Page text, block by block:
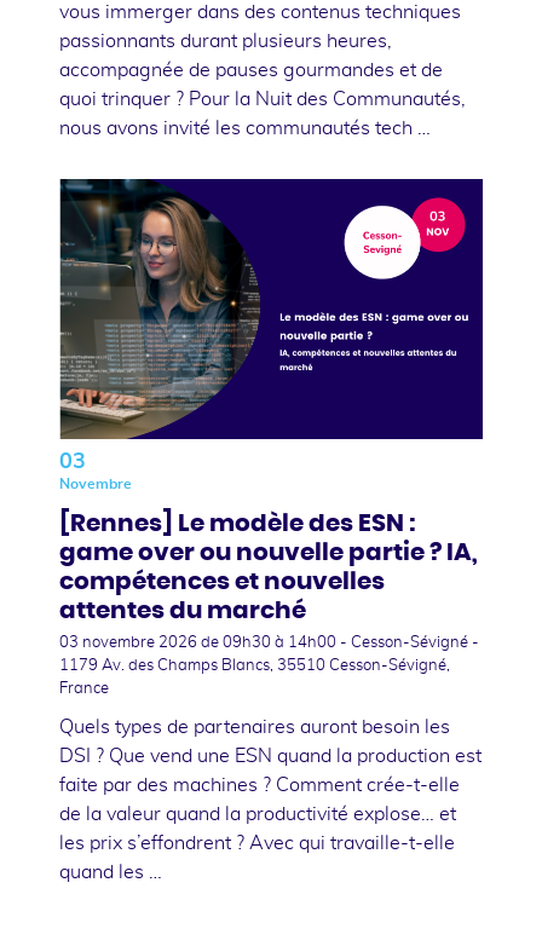
vous immerger dans des contenus techniques
passionnants durant plusieurs heures,
accompagnée de pauses gourmandes et de
quoi trinquer ? Pour la Nuit des Communautés,
nous avons invité les communautés tech …
03
Novembre
[Rennes] Le modèle des ESN :
game over ou nouvelle partie ? IA,
compétences et nouvelles
attentes du marché
03 novembre 2026 de 09h30 à 14h00 - Cesson-Sévigné -
1179 Av. des Champs Blancs, 35510 Cesson-Sévigné,
France
Quels types de partenaires auront besoin les
DSI ? Que vend une ESN quand la production est
faite par des machines ? Comment crée-t-elle
de la valeur quand la productivité explose… et
les prix s’effondrent ? Avec qui travaille-t-elle
quand les …